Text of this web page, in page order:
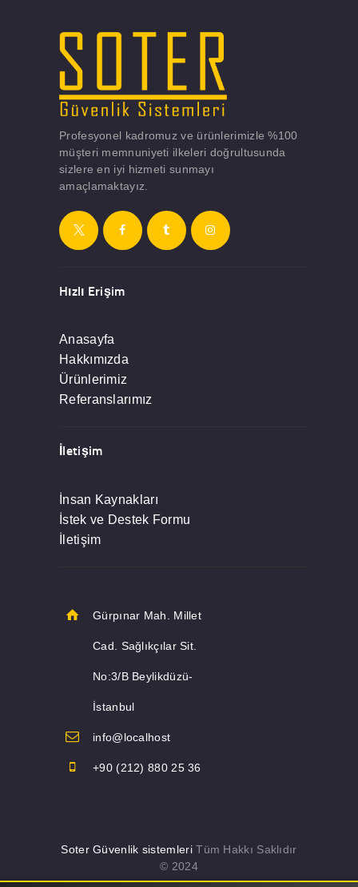
Profesyonel kadromuz ve ürünlerimizle %100
müşteri memnuniyeti ilkeleri doğrultusunda
sizlere en iyi hizmeti sunmayı
amaçlamaktayız.
Hızlı Erişim
Anasayfa
Hakkımızda
Ürünlerimiz
Referanslarımız
İletişim
İnsan Kaynakları
İstek ve Destek Formu
İletişim
Gürpınar Mah. Millet
Cad. Sağlıkçılar Sit.
No:3/B Beylikdüzü-
İstanbul
info@localhost
+90 (212) 880 25 36
Soter Güvenlik sistemleriTüm Hakkı Saklıdır
© 2024